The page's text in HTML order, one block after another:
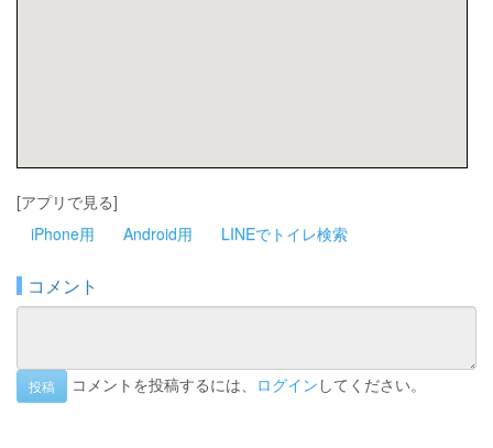
[アプリで見る]
iPhone用
Android用 LINEでトイレ検索
コメント
投稿 コメントを投稿するには、 ログイン してください。